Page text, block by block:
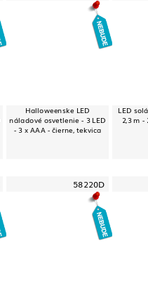
Halloweenske LED
náladové osvetlenie - 3 LED
- 3 x AAA - čierne, tekvica
LED
2,3 m -
58220D